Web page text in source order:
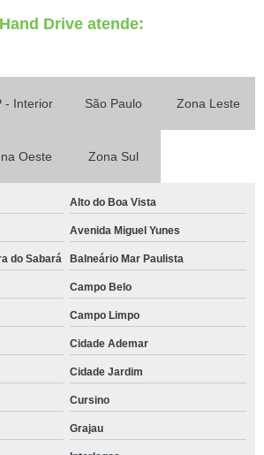
Drive atende:
- Interior São Paulo Zona Leste
Oeste Zona Sul
Alto do Boa Vista
Avenida Miguel Yunes
do Sabará Balneário Mar Paulista
Campo Belo
Campo Limpo
Cidade Ademar
Cidade Jardim
Cursino
Grajau